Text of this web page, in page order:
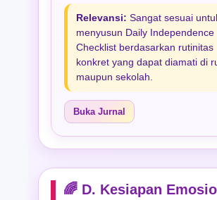
Relevansi: Sangat sesuai
menyusun Daily Independence
Checklist berdasarkan rutinitas
konkret yang dapat diamati di
maupun sekolah.
Buka Jurnal
🌈 D. Kesiapan